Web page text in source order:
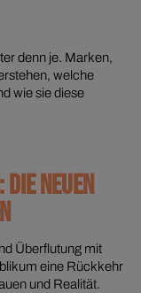
denn je. Marken,
welche
wie sie diese
NEUEN
Überflutung mit
eine Rückkehr
und Realität.